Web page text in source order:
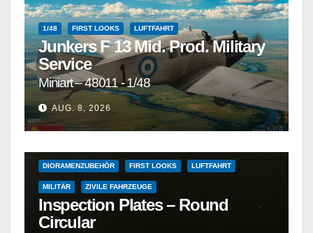
1/48 FIRST LOOKS LUFTFAHRT
Junkers F 13 Mid. Prod. Military
Service
Miniart – 48011 - 1/48
AUG. 8, 2026
1/72 1/72 UND GRÖSSER 1/72 UND KLEINER
DETAILSÄTZE, MASKEN, DECALS UND ZUBEHÖR
DIORAMENZUBEHÖR FIRST LOOKS LUFTFAHRT
MILITÄR ZIVILE FAHRZEUGE
Inspection Plates – Round
Circular